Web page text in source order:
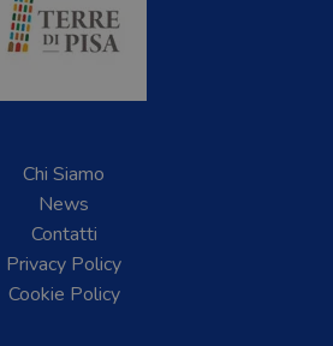
Chi Siamo
News
Contatti
Privacy Policy
Cookie Policy